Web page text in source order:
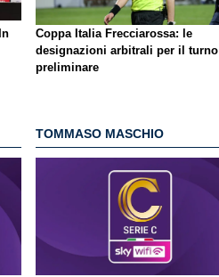
Coppa Italia Frecciarossa: le
designazioni arbitrali per il turno
preliminare
TOMMASO MASCHIO